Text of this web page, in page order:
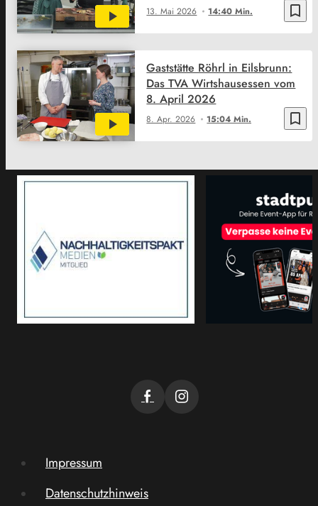
bookmark_border
13. Mai 2026 14:40 Min.
bookmark_border
8. Apr. 2026 15:04 Min.
Gaststätte Röhrl in Eilsbrunn:
Das TVA Wirtshausessen vom
8. April 2026
Impressum
Datenschutzhinweis